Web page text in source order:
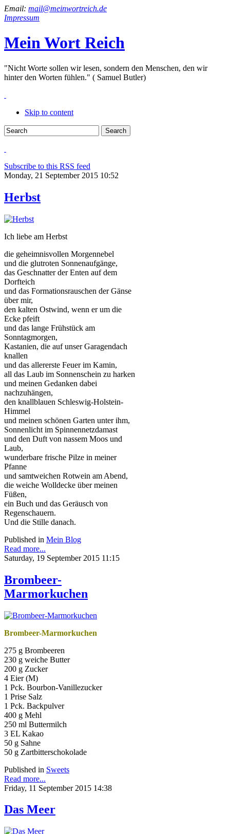
Email: mail@meinwortreich.de
Impressum
Mein Wort Reich
"Nicht Worte sollen wir lesen, sondern den Menschen, den wir
hinter den Worten fühlen." ( Samuel Butler)
Skip to content
Subscribe to this RSS feed
Monday, 21 September 2015 10:52
Herbst
Ich liebe am Herbst
die geheimnisvollen Morgennebel
und die glutroten Sonnenaufgänge,
das Geschnatter der Enten auf dem
Dorfteich
und das Formationsrauschen der Gänse
über mir,
den kalten Ostwind, wenn er um die
Ecke pfeift
und das lange Frühstück am
Sonntagmorgen,
Kastanien, die auf unser Garagendach
knallen
und das allererste Feuer im Kamin,
all das Laub im Sonnenschein zu harken
und meinen Gedanken dabei
nachzuhängen,
den knallblauen Schleswig-Holstein-
Himmel
und meinen schönen Garten unter ihm,
Sonnenlicht im Spinnennetzdamast
und den Duft von nassem Moos und
Laub,
wunderbare frische Pilze in meiner
Pfanne
und samtweichen Rotwein am Abend,
die weiche Wolldecke über meinen
Füßen,
ein Buch und das Geräusch von
Regenschauern.
Und die Stille danach.
Published in Mein Blog
Read more...
Saturday, 19 September 2015 11:15
Brombeer-
Marmorkuchen
Brombeer-Marmorkuchen
275 g Brombeeren
230 g weiche Butter
200 g Zucker
4 Eier (M)
1 Pck. Bourbon-Vanillezucker
1 Prise Salz
1 Pck. Backpulver
400 g Mehl
250 ml Buttermilch
3 EL Kakao
50 g Sahne
50 g Zartbitterschokolade
Published in Sweets
Read more...
Friday, 11 September 2015 14:38
Das Meer